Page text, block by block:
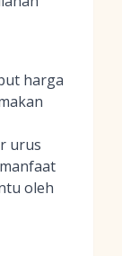
harga
urus
oleh